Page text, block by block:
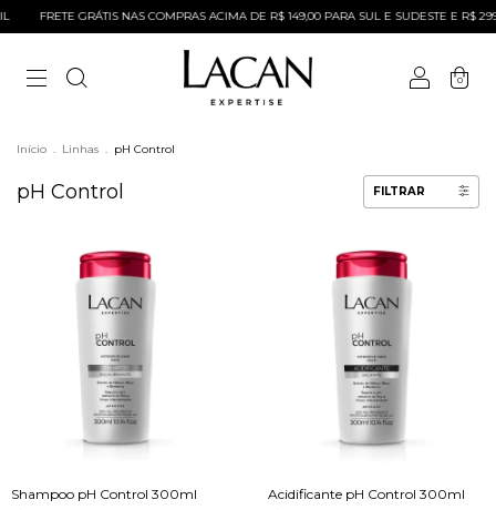
FRETE GRÁTIS NAS COMPRAS ACIMA DE R$ 149,00 PARA SUL E SUDESTE E R$
0
Início . Linhas . pH Control
pH Control FILTRAR
Shampoo pH Control 300ml Acidificante pH Control 300ml